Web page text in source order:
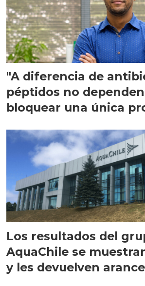
"A diferencia de
péptidos no
bloquear una única
Los resultados del
AquaChile se
y les devuelven